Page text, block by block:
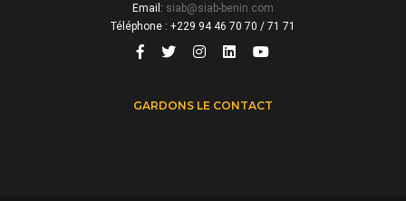
Email: siab@siab-benin.com
Téléphone : +229 94 46 70 70 / 71 71
GARDONS LE CONTACT